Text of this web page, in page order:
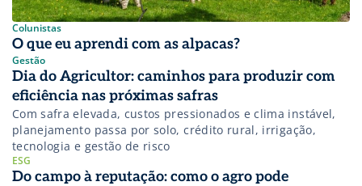
Colunistas
O que eu aprendi com as alpacas?
Gestão
Dia do Agricultor: caminhos para produzir com
eficiência nas próximas safras
Com safra elevada, custos pressionados e clima instável,
planejamento passa por solo, crédito rural, irrigação,
tecnologia e gestão de risco
ESG
Do campo à reputação: como o agro pode